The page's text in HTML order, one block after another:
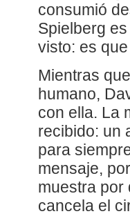
consumió
Spielberg
visto: es
Mientras
humano,
con ella. La
recibido: un
para
mensaje,
muestra por
cancela el